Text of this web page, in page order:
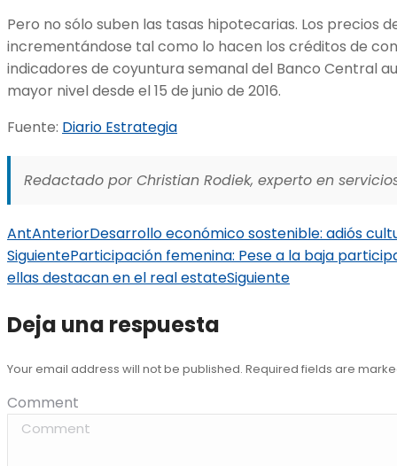
Pero no sólo suben las tasas hipotecarias. Los precios
incrementándose tal como lo hacen los créditos de
indicadores de coyuntura semanal del Banco Central
mayor nivel desde el 15 de junio de 2016.
Fuente: Diario Estrategia
Redactado por Christian Rodiek, experto en
AntAnteriorDesarrollo económico sostenible: adiós
SiguienteParticipación femenina: Pese a la baja
ellas destacan en el real estateSiguiente
Deja una respuesta
Your email address will not be published. Required fields are
Comment